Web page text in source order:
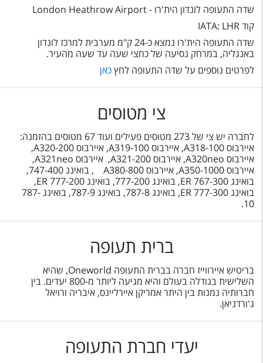
שדה התעופה לונדון הית'רו - London Heathrow Airport
קוד IATA: LHR
שדה התעופה הית'רו נמצא כ-24 ק"מ מערבית למרכז לונדון
באנגליה, במרחק נסיעה של כחצי שעה עד שעה מהעיר.
לפרטים נוספים על שדה התעופה לחץכאן
צי מטוסים
לחברה יש צי של 273 מטוסים פעילים ועוד 67 מטוסים בהזמנה:
איירבוס A318-100, איירבוס A319-100, איירבוס A320-200,
איירבוס A320neo, איירבוס A321-200, איירבוס A321neo,
איירבוס A350-1000, איירבוס A380-800 , בואינג 747-400,
בואינג ER767-300, בואינג 777-200, בואינג ER
777-200,
בואינג
ER
777-300, בואינג 787-8, בואינג 787-9, בואינג 787-
10.
ברית תעופה
בריטיש איירווייז חברה בברית התעופה Oneworld, שהיא
השלישית בגודלה בעולם והיא מגיעה ליותר מ-800 יעדים. בין
חברותיה נמנות בין היתר אמריקן איירליינס, איבריה ורויאל
ג'ורדניאן.
יעדי חברת התעופה